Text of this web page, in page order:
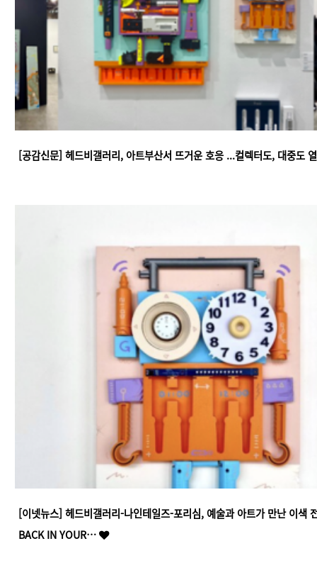
[공감신문] 헤드비갤러리, 아트부산서 뜨거운 호응 ...컬렉터도, 대중도
[이넷뉴스] 헤드비갤러리-나인테일즈-포리심, 예술과 아트가 만난 이색
BACK IN YOUR…